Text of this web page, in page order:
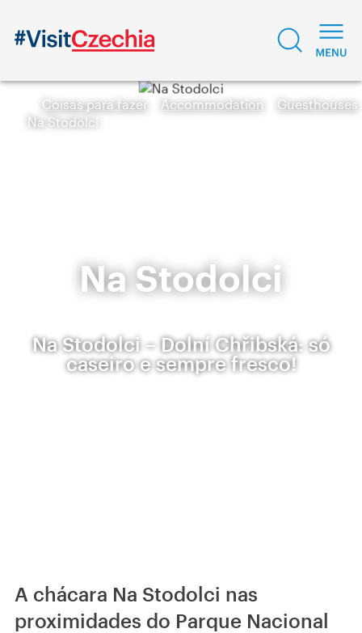
Coisas para fazer Accommodation
Guesthouses
Na Stodolci
Na Stodolci
Na Stodolci – Dolní Chřibská: só
caseiro e sempre fresco!
A chácara Na Stodolci nas
proximidades do Parque Nacional